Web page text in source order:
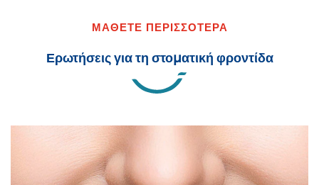
ΜΑΘΕΤΕ ΠΕΡΙΣΣΟΤΕΡΑ
Ερωτήσεις για τη στοματική φροντίδα